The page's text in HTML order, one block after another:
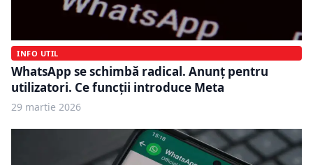
INFO UTIL
WhatsApp se schimbă radical. Anunț pentru
utilizatori. Ce funcții introduce Meta
29 martie 2026